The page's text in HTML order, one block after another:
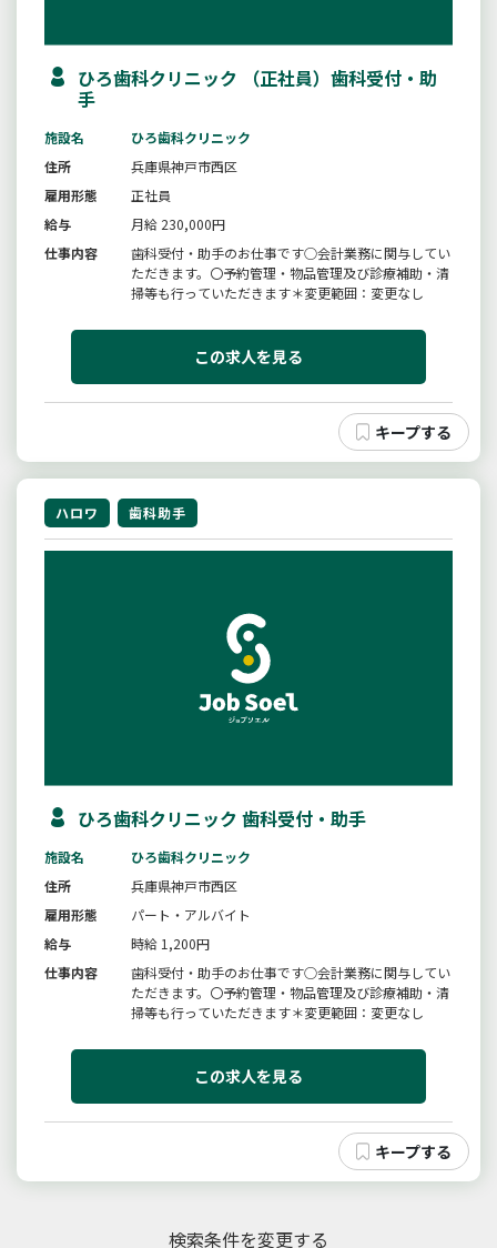
ひろ歯科クリニック （正社員）歯科受付・助
手
施設名
ひろ歯科クリニック
住所
兵庫県神戸市西区
雇用形態
正社員
給与
月給 230,000円
仕事内容
歯科受付・助手のお仕事です○会計業務に関与してい
ただきます。〇予約管理・物品管理及び診療補助・清
掃等も行っていただきます＊変更範囲：変更なし
この求人を見る
ハロワ 歯科助手
ひろ歯科クリニック 歯科受付・助手
施設名
ひろ歯科クリニック
住所
兵庫県神戸市西区
雇用形態
パート・アルバイト
給与
時給 1,200円
仕事内容
歯科受付・助手のお仕事です○会計業務に関与してい
ただきます。〇予約管理・物品管理及び診療補助・清
掃等も行っていただきます＊変更範囲：変更なし
この求人を見る
検索条件を変更する